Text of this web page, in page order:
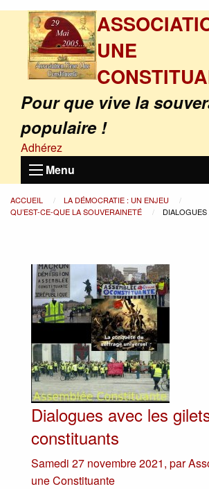
UNE
Pour que vive la
populaire !
Adhérez
Menu
ACCUEIL
LA DÉMOCRATIE : UN ENJEU
QU’EST-CE-QUE LA SOUVERAINETÉ
Dialogues avec les
constituants
Samedi 27 novembre 2021, par
une Constituante